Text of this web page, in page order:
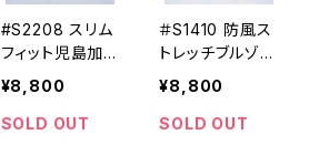
#S2208 スリム
フィット児島加
工デニムカーゴ
パンツ STUD'S
[スタッズ]
¥8,800
SOLD OUT
＃S1410 防風ス
トレッチブルゾン
STUD’S[スタッ
ズ]
¥8,800
SOLD OUT